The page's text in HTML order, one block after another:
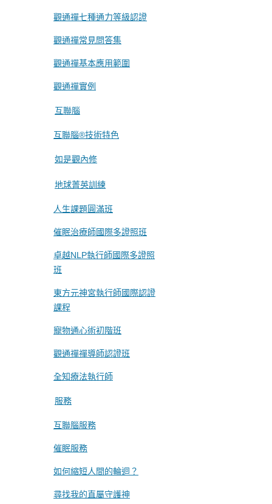
觀通禪七種通力等級認證
觀通禪常見問答集
觀通禪基本應用範圍
觀通禪實例
互聯腦
互聯腦®技術特色
如是觀內修
地球菁英訓練
人生課題圓滿班
催眠治療師國際多證照班
卓越NLP執行師國際多證照
班
東方元神宮執行師國際認證
課程
寵物通心術初階班
觀通禪禪導師認證班
全知療法執行師
服務
互聯腦服務
催眠服務
如何縮短人間的輪迴？
尋找我的直屬守護神